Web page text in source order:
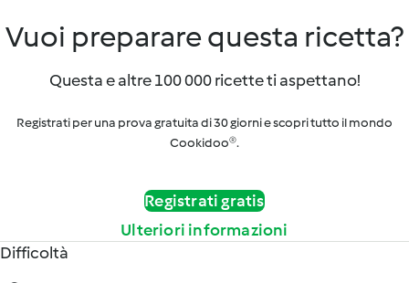
Vuoi preparare questa ricetta?
Questa e altre 100 000 ricette ti aspettano!
Registrati per una prova gratuita di 30 giorni e scopri tutto il mondo
Cookidoo®.
Registrati gratis
Ulteriori informazioni
Difficoltà